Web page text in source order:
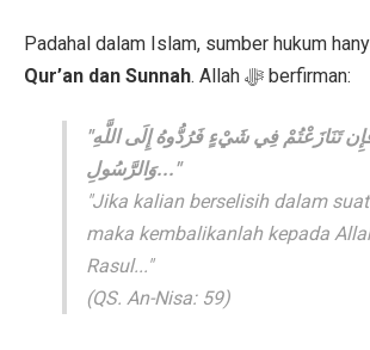
Padahal dalam Islam, sumber hukum
Qur’an dan Sunnah
. Allah ﷻ berfirman:
"فَإِن تَنَازَعْتُمْ فِي شَيْءٍ فَرُدُّوهُ إِلَى اللَّهِ
وَالرَّسُولِ..."
"Jika kalian berselisih dalam
maka kembalikanlah kepada
Rasul..."
(QS. An-Nisa: 59)